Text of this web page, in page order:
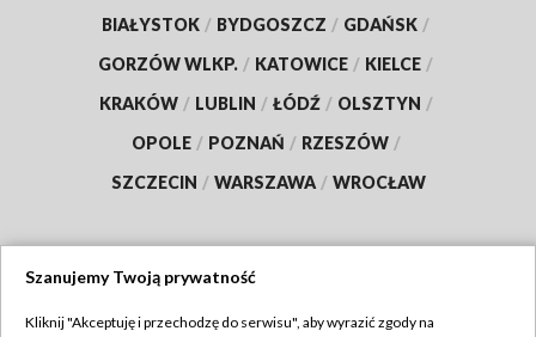
BIAŁYSTOK / BYDGOSZCZ / GDAŃSK /
GORZÓW WLKP. / KATOWICE / KIELCE /
KRAKÓW / LUBLIN / ŁÓDŹ / OLSZTYN /
OPOLE / POZNAŃ / RZESZÓW /
SZCZECIN / WARSZAWA / WROCŁAW
Szanujemy Twoją prywatność
Kliknij "Akceptuję i przechodzę do serwisu", aby wyrazić zgody na